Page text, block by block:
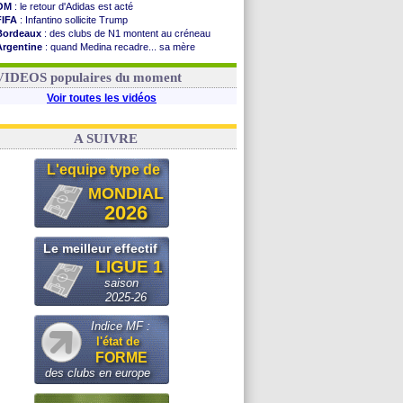
: le retour d'Adidas est acté
: Infantino sollicite Trump
: des clubs de N1 montent au créneau
: quand Medina recadre... sa mère
: Paixão attire un 2e club anglais
populaires du moment
Voir toutes les vidéos
A SUIVRE
L'equipe type de
MONDIAL
2026
Le meilleur effectif
LIGUE 1
saison
2025-26
Indice MF :
l'état de
FORME
des clubs en europe